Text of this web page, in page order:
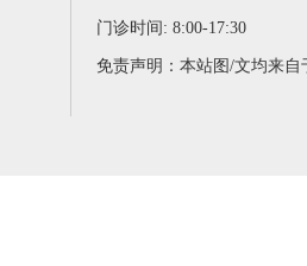
门诊时间: 8:00-17:30